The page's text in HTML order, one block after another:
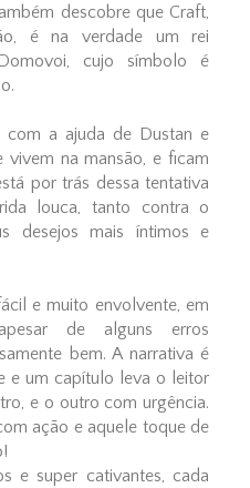
descobre que Craft,
é na verdade um rei
cujo símbolo é
a ajuda de Dustan e
vivem na mansão, e ficam
por trás dessa tentativa
louca, tanto contra o
desejos mais íntimos e
e muito envolvente, em
de alguns erros
bem. A narrativa é
e um capítulo leva o leitor
e o outro com urgência.
ação e aquele toque de
e super cativantes, cada